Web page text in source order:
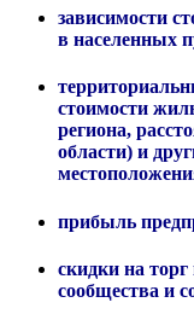
зависимости
в населенных
стоимости
региона,
области) и
прибыль
скидки на
сообщества и